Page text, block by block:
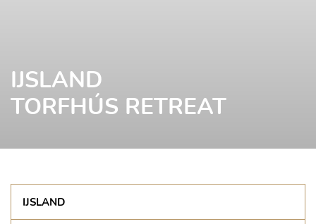
IJSLAND
TORFHÚS RETREAT
IJSLAND